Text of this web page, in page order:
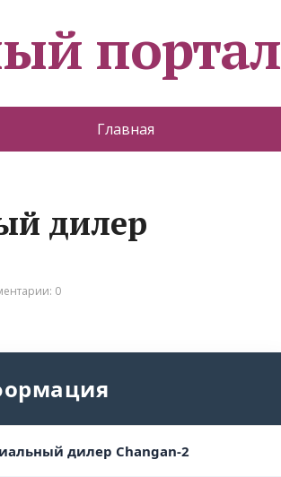
портал
Главная
дилер
0
дилер Changan-2